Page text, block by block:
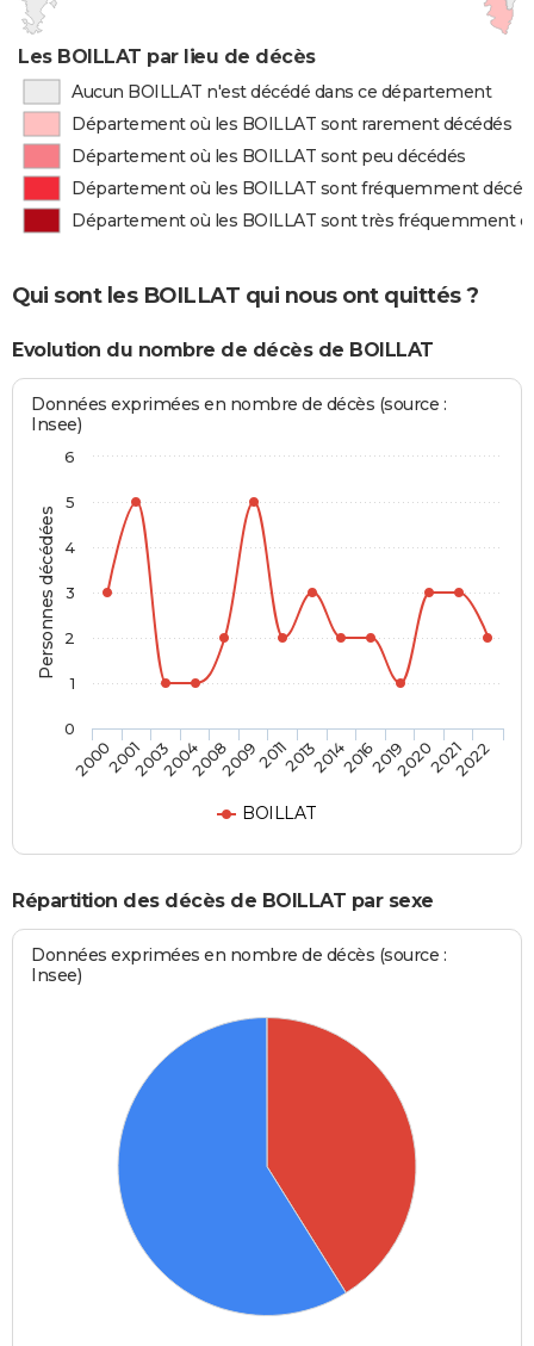
Les BOILLAT par lieu de décès
Aucun BOILLAT n'est décédé dans ce département
Département où les BOILLAT sont rarement décédés
Département où les BOILLAT sont peu décédés
Département où les BOILLAT sont fréquemment
Département où les BOILLAT sont très fréquemment
Qui sont les BOILLAT qui nous ont quittés ?
Evolution du nombre de décès de BOILLAT
Personnes décédées
Données exprimées en nombre de décès (source :
Insee)
BOILLAT
20002001200320042008200920112013201420162019202020212022
0
1
2
3
4
5
6
Répartition des décès de BOILLAT par sexe
Données exprimées en nombre de décès (source :
Insee)